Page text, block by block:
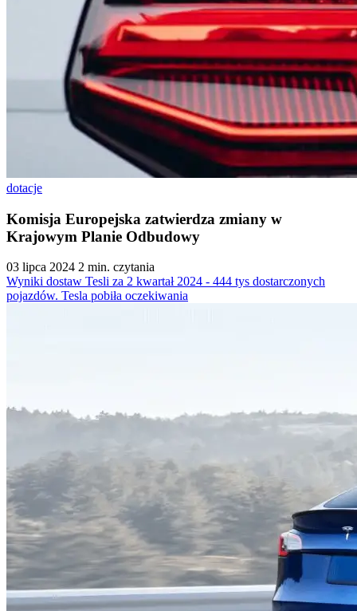
dotacje
Komisja Europejska zatwierdza zmiany w
Krajowym Planie Odbudowy
03 lipca 2024 2 min. czytania
Wyniki dostaw Tesli za 2 kwartał 2024 - 444 tys dostarczonych
pojazdów. Tesla pobiła oczekiwania